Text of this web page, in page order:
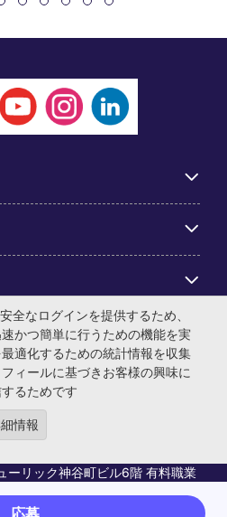
応募
ーナショナル・ジャパン株式会
ーリック神谷町ビル6階 有料職業
／ 労働者派遣事業許可番
全なログインを提供するため、
かつ簡単に行うための機能を実
適化するための統計情報を収集
ィールに基づきお客様の興味に
るためです
情報